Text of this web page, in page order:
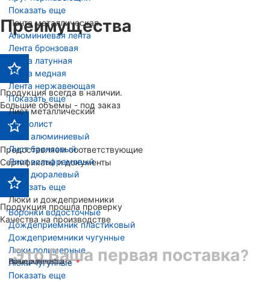
Показать еще
Лента металлическая
Алюминиевая лента
Лента бронзовая
Лента латунная
Лента медная
Лента нержавеющая
Показать еще
Лист металлический
Гофролист
Лист алюминиевый
Лист бронзовый
Лист вольфрамовый
Лист дюралевый
Показать еще
Люки и дождеприемники
Воронки водосточные
Дождеприемник пластиковый
Дождеприемники чугунные
Люки полимерные
Люки чугунные
Показать еще
Преимущества
Продукция всегда в наличии.
Большие объемы - под заказ
Предоставляем соответствующие
Сертификаты и документы
Продукция прошла проверку
Качества на производстве
Это Ваша первая поставка?
Ваше имя
Номер телефона
Ваша эл. почта